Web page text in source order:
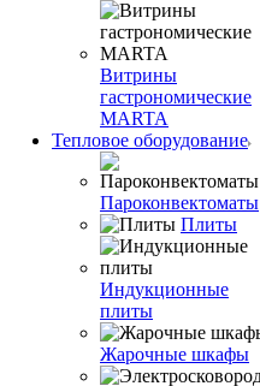
Витрины
гастрономические
MARTA
Тепловое оборудование
Пароконвектоматы
Плиты
Индукционные
плиты
Жарочные шкафы